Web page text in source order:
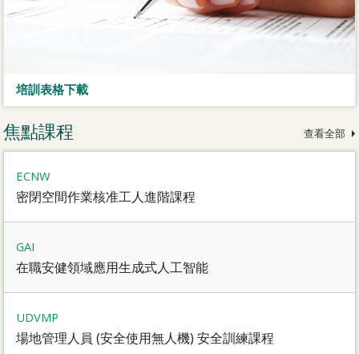
培訓表格下載
焦點課程 查看全部
ECNW
密閉空間作業核准工人進階課程
GAI
在職安健領域應用生成式人工智能
UDVMP
場地管理人員 (安全使用無人機) 安全訓練課程